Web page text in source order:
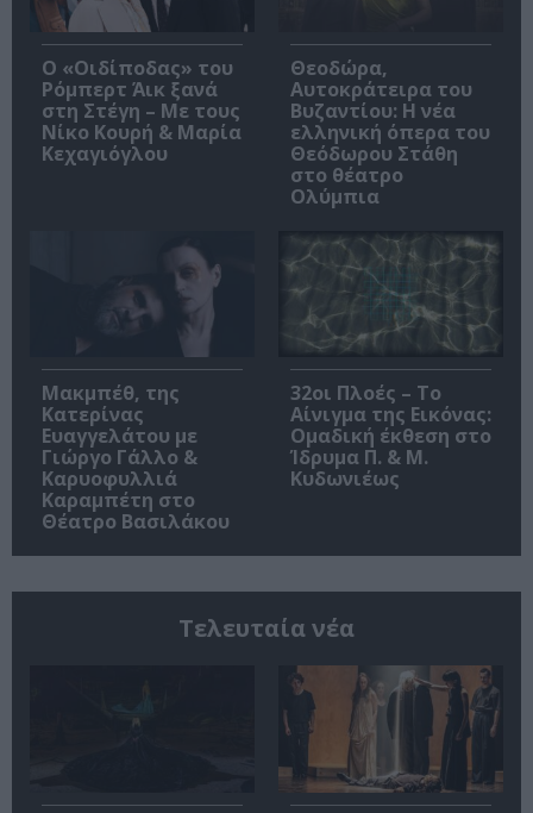
O «Οιδίποδας» του
Ρόμπερτ Άικ ξανά
στη Στέγη – Με τους
Νίκο Κουρή & Μαρία
Κεχαγιόγλου
Θεοδώρα,
Αυτοκράτειρα του
Βυζαντίου: Η νέα
ελληνική όπερα του
Θεόδωρου Στάθη
στο θέατρο
Ολύμπια
Μακμπέθ, της
Κατερίνας
Ευαγγελάτου με
Γιώργο Γάλλο &
Καρυοφυλλιά
Καραμπέτη στο
Θέατρο Βασιλάκου
32οι Πλοές – Το
Αίνιγμα της Εικόνας:
Ομαδική έκθεση στο
Ίδρυμα Π. & Μ.
Κυδωνιέως
Τελευταία νέα